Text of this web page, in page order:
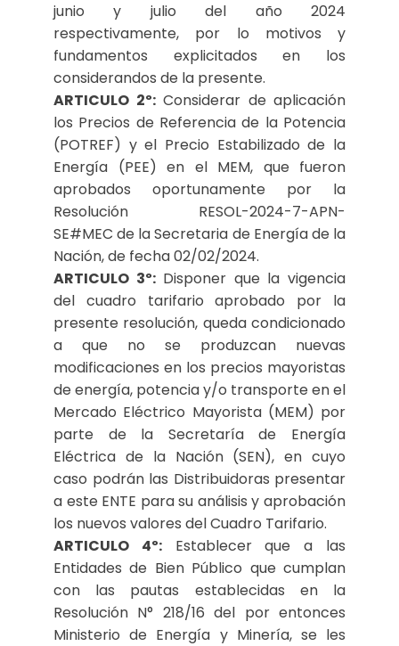
junio y julio del año 2024
respectivamente, por lo motivos y
fundamentos explicitados en los
considerandos de la presente.
ARTICULO 2º:Considerar de aplicación
los Precios de Referencia de la Potencia
(POTREF) y el Precio Estabilizado de la
Energía (PEE) en el MEM, que fueron
aprobados oportunamente por la
Resolución RESOL-2024-7-APN-
SE#MEC de la Secretaria de Energía de la
Nación, de fecha 02/02/2024.
ARTICULO 3º:Disponer que la vigencia
del cuadro tarifario aprobado por la
presente resolución, queda condicionado
a que no se produzcan nuevas
modificaciones en los precios mayoristas
de energía, potencia y/o transporte en el
Mercado Eléctrico Mayorista (MEM) por
parte de la Secretaría de Energía
Eléctrica de la Nación (SEN), en cuyo
caso podrán las Distribuidoras presentar
a este ENTE para su análisis y aprobación
los nuevos valores del Cuadro Tarifario.
ARTICULO 4º:Establecer que a las
Entidades de Bien Público que cumplan
con las pautas establecidas en la
Resolución N° 218/16 del por entonces
Ministerio de Energía y Minería, se les